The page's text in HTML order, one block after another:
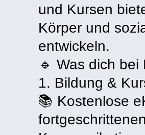
und Kursen
Körper und
entwickeln.
🔹 Was dich
1. Bildung &
📚 Kostenlose